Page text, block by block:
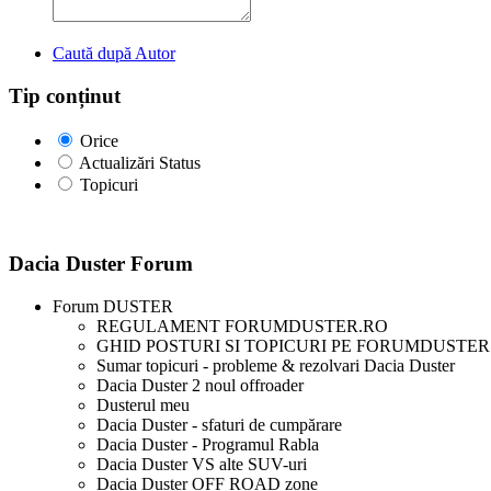
Caută după Autor
Tip conținut
Orice
Actualizări Status
Topicuri
Dacia Duster Forum
Forum DUSTER
REGULAMENT FORUMDUSTER.RO
GHID POSTURI SI TOPICURI PE
Sumar topicuri - probleme & rezolvari Dacia Duster
Dacia Duster 2 noul offroader
Dusterul meu
Dacia Duster - sfaturi de cumpărare
Dacia Duster - Programul Rabla
Dacia Duster VS alte SUV-uri
Dacia Duster OFF ROAD zone